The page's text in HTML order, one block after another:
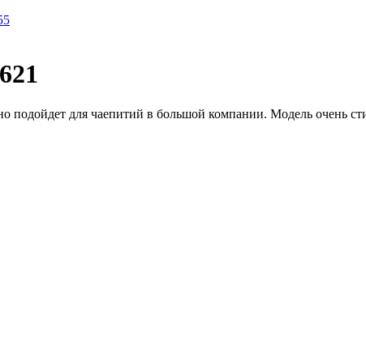
для чаепитий в большой компании. Модель очень